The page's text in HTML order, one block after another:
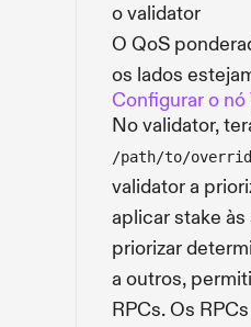
o validator
O QoS
os lados
Configurar o nó
No validator,
/path/to/
validator a
aplicar stake
priorizar
a outros,
RPCs. Os